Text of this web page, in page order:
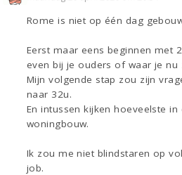
Rome is niet op één dag
Eerst maar eens beginnen met
even bij je ouders of waar je nu
Mijn volgende stap zou zijn
naar 32u.
En intussen kijken hoeveelste
woningbouw.
Ik zou me niet blindstaren op
job.